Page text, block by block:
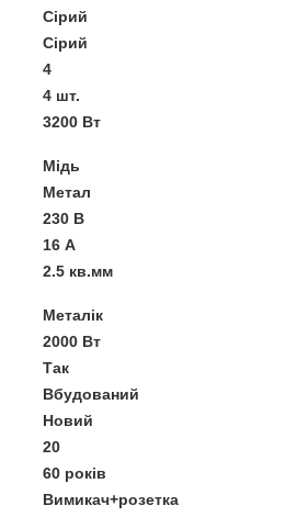
Сірий
Сірий
4
4 шт.
3200 Вт
Мідь
Метал
230 В
16 А
2.5 кв.мм
Металік
2000 Вт
Так
Вбудований
Новий
20
60 років
Вимикач+розетка